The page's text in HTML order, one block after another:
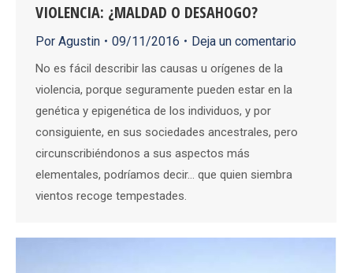
VIOLENCIA: ¿MALDAD O DESAHOGO?
Por Agustin 09/11/2016 Deja un comentario
No es fácil describir las causas u orígenes de la
violencia, porque seguramente pueden estar en la
genética y epigenética de los individuos, y por
consiguiente, en sus sociedades ancestrales, pero
circunscribiéndonos a sus aspectos más
elementales, podríamos decir… que quien siembra
vientos recoge tempestades.